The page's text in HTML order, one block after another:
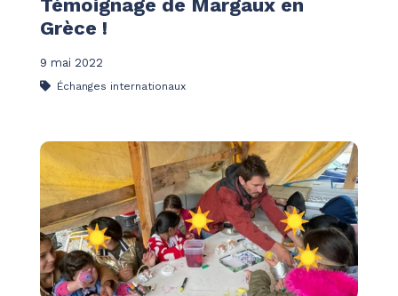
Témoignage de Margaux en
Grèce !
9 mai 2022
Échanges internationaux